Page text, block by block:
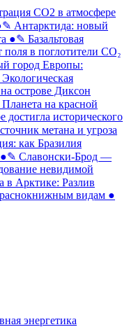
CO2 в атмосфере
✎ Антарктида: новый
●✎ Базальтовая
в поглотители CO₂
город Европы:
острове Диксон
на красной
достигла исторического
метана и угроза
как Бразилия
●✎ Славонски-Брод —
невидимой
в Арктике: Разлив
видам ●
энергетика